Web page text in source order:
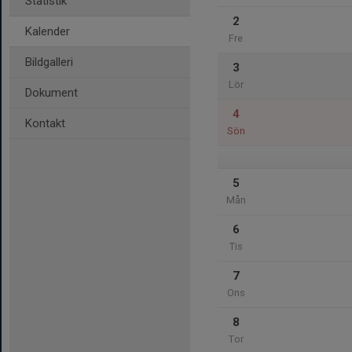
Kalender
Bildgalleri
Dokument
Kontakt
2
Fre
3
Lör
4
Sön
5
Mån
6
Tis
7
Ons
8
Tor